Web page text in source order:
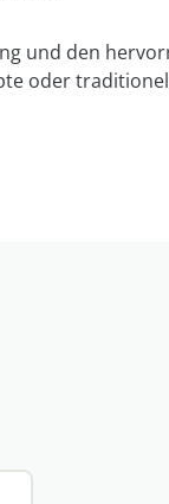
und den
oder